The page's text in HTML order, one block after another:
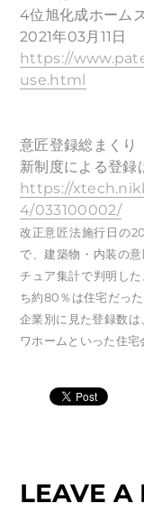
4位旭化成ホーム
2021年03月11日
https://
use.html
意匠登録総まくり
新制度による登録
https://
4/033100002/
改正意匠法施行日の
で、建築物・内装の
チュア集計で判明し
ち約80％は住宅だった
企業別に見た登録数
ワホームといった住宅
LEAVE A